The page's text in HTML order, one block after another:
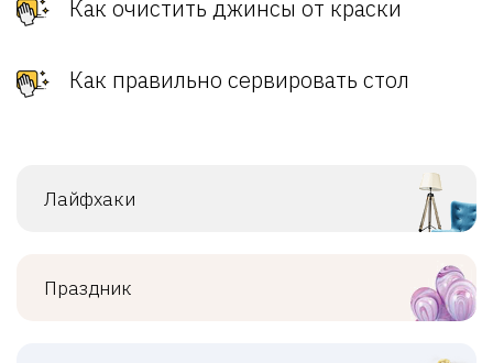
Как очистить джинсы от краски
Как правильно сервировать стол
Лайфхаки
Праздник